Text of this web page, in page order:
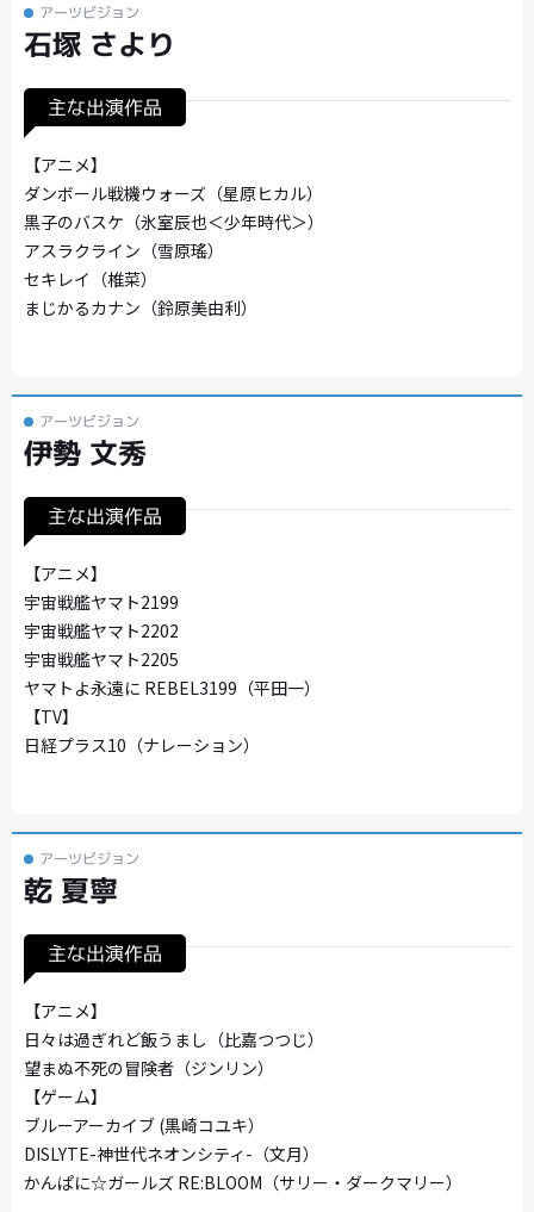
アーツビジョン
石塚 さより
主な出演作品
【アニメ】
ダンボール戦機ウォーズ（星原ヒカル）
黒子のバスケ（氷室辰也＜少年時代＞）
アスラクライン（雪原瑤）
セキレイ（椎菜）
まじかるカナン（鈴原美由利）
アーツビジョン
伊勢 文秀
主な出演作品
【アニメ】
宇宙戦艦ヤマト2199
宇宙戦艦ヤマト2202
宇宙戦艦ヤマト2205
ヤマトよ永遠に REBEL3199（平田一）
【TV】
日経プラス10（ナレーション）
アーツビジョン
乾 夏寧
主な出演作品
【アニメ】
日々は過ぎれど飯うまし（比嘉つつじ）
望まぬ不死の冒険者（ジンリン）
【ゲーム】
ブルーアーカイブ (黒崎コユキ）
DISLYTE-神世代ネオンシティ-（文月）
かんぱに☆ガールズ RE:BLOOM（サリー・ダークマリー）